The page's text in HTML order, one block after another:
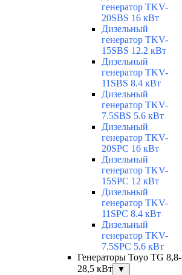
генератор TKV-
20SBS 16 кВт
Дизельный
генератор TKV-
15SBS 12.2 кВт
Дизельный
генератор TKV-
11SBS 8.4 кВт
Дизельный
генератор TKV-
7.5SBS 5.6 кВт
Дизельный
генератор TKV-
20SPC 16 кВт
Дизельный
генератор TKV-
15SPC 12 кВт
Дизельный
генератор TKV-
11SPC 8.4 кВт
Дизельный
генератор TKV-
7.5SPC 5.6 кВт
Генераторы Toyo TG 8,8-
28,5 кВт
▼